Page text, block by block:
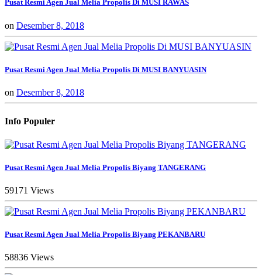
Pusat Resmi Agen Jual Melia Propolis Di MUSI RAWAS
on Desember 8, 2018
Pusat Resmi Agen Jual Melia Propolis Di MUSI BANYUASIN
on Desember 8, 2018
Info Populer
Pusat Resmi Agen Jual Melia Propolis Biyang TANGERANG
59171 Views
Pusat Resmi Agen Jual Melia Propolis Biyang PEKANBARU
58836 Views